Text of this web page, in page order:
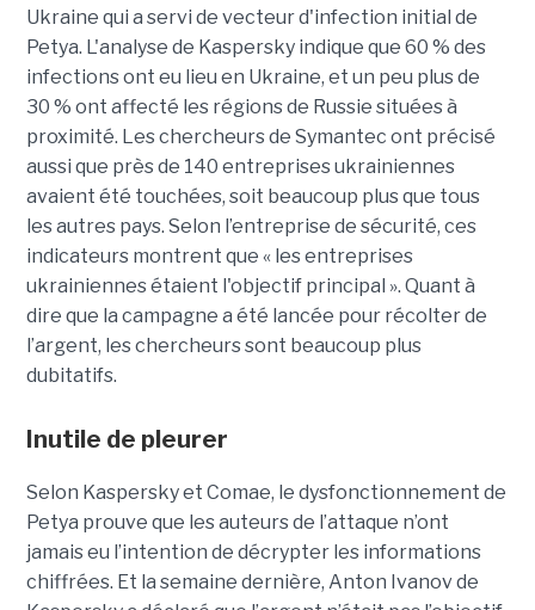
Ukraine qui a servi de vecteur d'infection initial de
Petya. L'analyse de Kaspersky indique que 60 % des
infections ont eu lieu en Ukraine, et un peu plus de
30 % ont affecté les régions de Russie situées à
proximité. Les chercheurs de Symantec ont précisé
aussi que près de 140 entreprises ukrainiennes
avaient été touchées, soit beaucoup plus que tous
les autres pays. Selon l’entreprise de sécurité, ces
indicateurs montrent que « les entreprises
ukrainiennes étaient l'objectif principal ». Quant à
dire que la campagne a été lancée pour récolter de
l’argent, les chercheurs sont beaucoup plus
dubitatifs.
Inutile de pleurer
Selon Kaspersky et Comae, le dysfonctionnement de
Petya prouve que les auteurs de l’attaque n’ont
jamais eu l’intention de décrypter les informations
chiffrées. Et la semaine dernière, Anton Ivanov de